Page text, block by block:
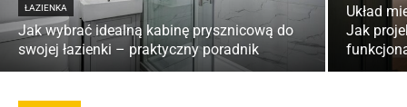
ŁAZIENKA
Jak wybrać idealną kabinę prysznicową do
swojej łazienki – praktyczny poradnik
Układ
Jak